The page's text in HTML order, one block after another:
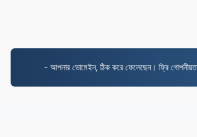
- আপনার ডোমেইন, ঠিক করে ফেলেছেন। ফ্রি